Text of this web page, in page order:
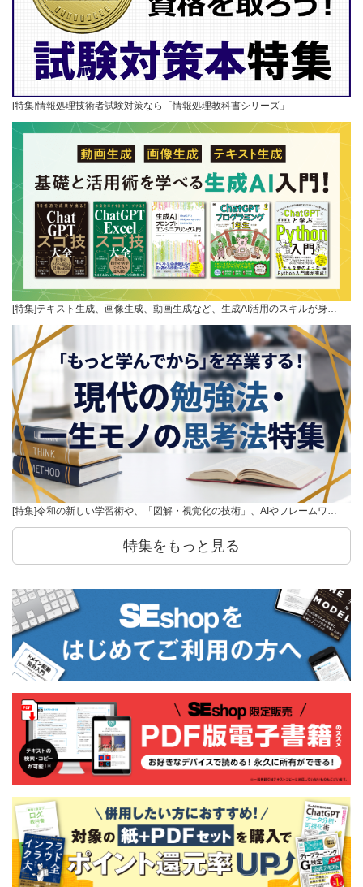
[特集]情報処理技術者試験対策なら「情報処理教科書シリーズ」
[特集]テキスト生成、画像生成、動画生成など、生成AI活用のスキルが身…
[特集]令和の新しい学習術や、「図解・視覚化の技術」、AIやフレームワ…
特集をもっと見る